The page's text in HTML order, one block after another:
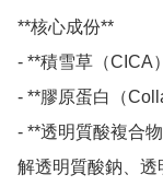
**核心成份**
- **積雪草（CICA
- **膠原蛋白（
- **透明質酸複合
解透明質酸鈉、透